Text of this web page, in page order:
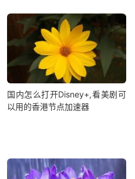
国内怎么打开Disney+,看美剧可
以用的香港节点加速器